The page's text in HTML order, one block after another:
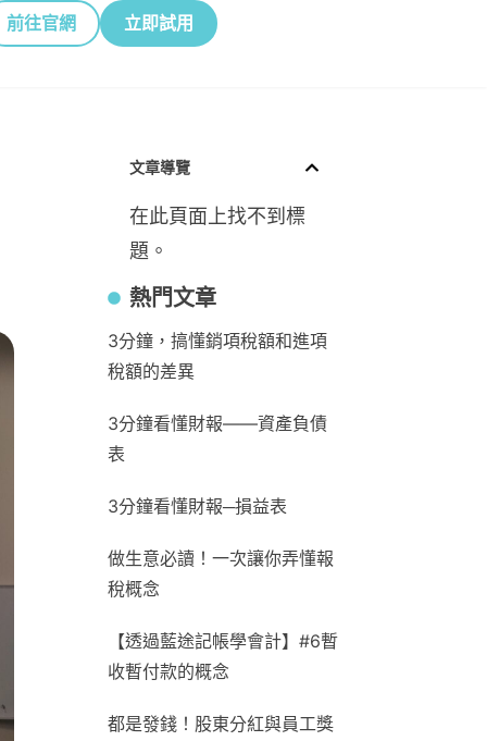
前往官網 立即試用
文章導覽
在此頁面上找不到標
題。
熱門文章
3分鐘，搞懂銷項稅額和進項
稅額的差異
3分鐘看懂財報——資產負債
表
3分鐘看懂財報─損益表
做生意必讀！一次讓你弄懂報
稅概念
【透過藍途記帳學會計】#6暫
收暫付款的概念
都是發錢！股東分紅與員工獎